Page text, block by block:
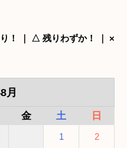
！ ｜ △ 残りわずか！ ｜ ×
月
金 土 日
1 2